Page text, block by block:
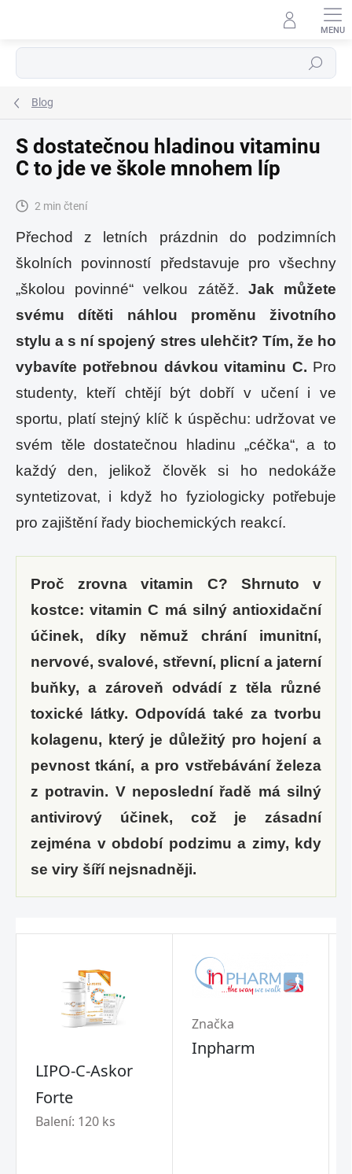
Hledat
Blog
S dostatečnou hladinou vitaminu
C to jde ve škole mnohem líp
2 min čtení
Přechod z letních prázdnin do podzimních
školních povinností představuje pro všechny
„školou povinné“ velkou zátěž. Jak můžete
svému dítěti náhlou proměnu životního
stylu a s ní spojený stres ulehčit? Tím, že ho
vybavíte potřebnou dávkou vitaminu C. Pro
studenty, kteří chtějí být dobří v učení i ve
sportu, platí stejný klíč k úspěchu: udržovat ve
svém těle dostatečnou hladinu „céčka“, a to
každý den, jelikož člověk si ho nedokáže
syntetizovat, i když ho fyziologicky potřebuje
pro zajištění řady biochemických reakcí.
Proč zrovna vitamin C? Shrnuto v
kostce: vitamin C má silný antioxidační
účinek, díky němuž chrání imunitní,
nervové, svalové, střevní, plicní a jaterní
buňky, a zároveň odvádí z těla různé
toxické látky. Odpovídá také za tvorbu
kolagenu, který je důležitý pro hojení a
pevnost tkání, a pro vstřebávání železa
z potravin. V neposlední řadě má silný
antivirový účinek, což je zásadní
zejména v období podzimu a zimy, kdy
se viry šíří nejsnadněji.